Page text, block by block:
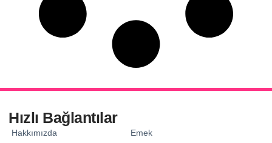
Hızlı Bağlantılar
Hakkımızda
Emek